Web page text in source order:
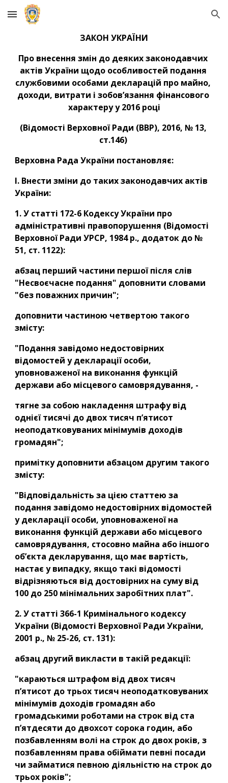
Skip to main content Skip to navigation
ЗАКОН УКРАЇНИ
Про внесення змін до деяких законодавчих
актів України щодо особливостей подання
службовими особами декларацій про майно,
доходи, витрати і зобов’язання фінансового
характеру у 2016 році
(Відомості Верховної Ради (ВВР), 2016, № 13,
ст.146)
Верховна Рада України постановляє:
I. Внести зміни до таких законодавчих актів
України:
1. У статті 172-6 Кодексу України про
адміністративні правопорушення (Відомості
Верховної Ради УРСР, 1984 р., додаток до №
51, ст. 1122):
абзац перший частини першої після слів
"Несвоєчасне подання" доповнити словами
"без поважних причин";
доповнити частиною четвертою такого
змісту:
"Подання завідомо недостовірних
відомостей у декларації особи,
уповноваженої на виконання функцій
держави або місцевого самоврядування, -
тягне за собою накладення штрафу від
однієї тисячі до двох тисяч п’ятисот
неоподатковуваних мінімумів доходів
громадян";
примітку доповнити абзацом другим такого
змісту:
"Відповідальність за цією статтею за
подання завідомо недостовірних відомостей
у декларації особи, уповноваженої на
виконання функцій держави або місцевого
самоврядування, стосовно майна або іншого
об’єкта декларування, що має вартість,
настає у випадку, якщо такі відомості
відрізняються від достовірних на суму від
100 до 250 мінімальних заробітних плат".
2. У статті 366-1 Кримінального кодексу
України (Відомості Верховної Ради України,
2001 р., № 25-26, ст. 131):
абзац другий викласти в такій редакції:
"караються штрафом від двох тисяч
п’ятисот до трьох тисяч неоподатковуваних
мінімумів доходів громадян або
громадськими роботами на строк від ста
п’ятдесяти до двохсот сорока годин, або
позбавленням волі на строк до двох років, з
позбавленням права обіймати певні посади
чи займатися певною діяльністю на строк до
трьох років";